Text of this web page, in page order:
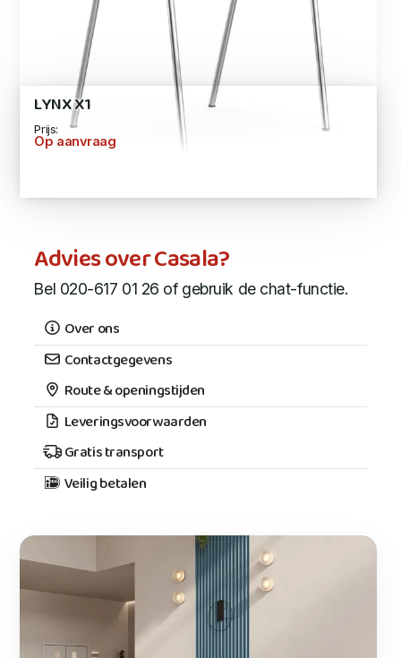
LYNX X1
Prijs:
Op aanvraag
Advies over Casala?
Bel 020-617 01 26 of gebruik de chat-functie.
Over ons
Contactgegevens
Route & openingstijden
Leveringsvoorwaarden
Gratis transport
Veilig betalen